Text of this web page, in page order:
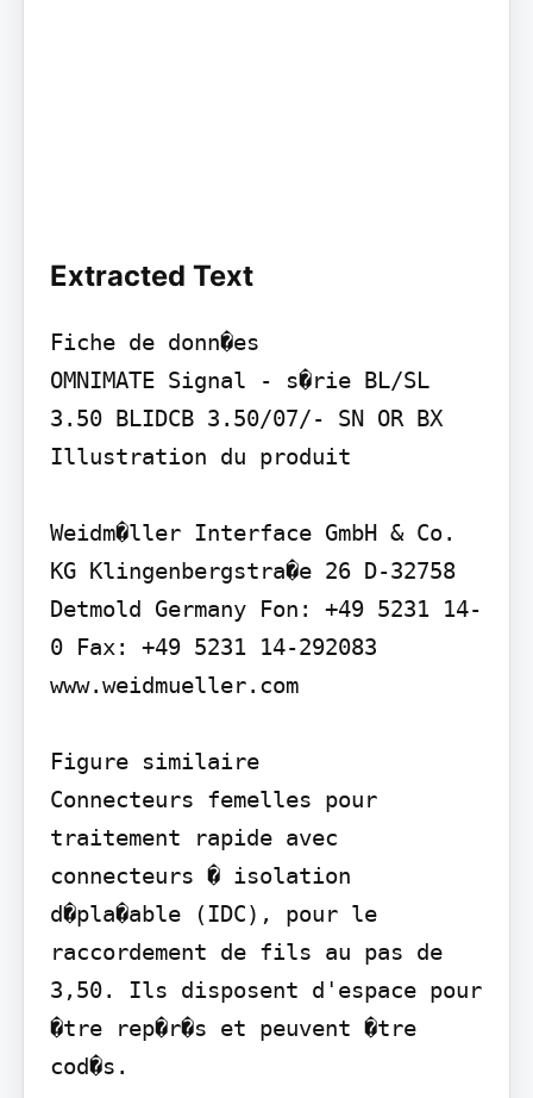
Extracted Text
Fiche de donn�es
OMNIMATE Signal - s�rie BL/SL
3.50 BLIDCB 3.50/07/- SN OR BX
Illustration du produit
Weidm�ller Interface GmbH & Co.
KG Klingenbergstra�e 26 D-32758
Detmold Germany Fon: +49 5231 14-
0 Fax: +49 5231 14-292083
www.weidmueller.com
Figure similaire
Connecteurs femelles pour
traitement rapide avec
connecteurs � isolation
d�pla�able (IDC), pour le
raccordement de fils au pas de
3,50. Ils disposent d'espace pour
�tre rep�r�s et peuvent �tre
cod�s.